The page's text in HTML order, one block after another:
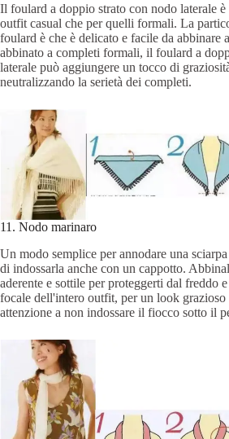
Il foulard a doppio strato con nodo laterale
outfit casual che per quelli formali. La
foulard è che è delicato e facile da abbinare
abbinato a completi formali, il foulard a
laterale può aggiungere un tocco di
neutralizzando la serietà dei completi.
11. Nodo marinaro
Un modo semplice per annodare una
di indossarla anche con un cappotto.
aderente e sottile per proteggerti dal freddo
focale dell'intero outfit, per un look grazioso
attenzione a non indossare il fiocco sotto il